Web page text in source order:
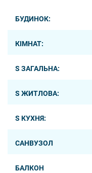
БУДИНОК:
КІМНАТ:
S ЗАГАЛЬНА:
S ЖИТЛОВА:
S КУХНЯ:
САНВУЗОЛ
БАЛКОН